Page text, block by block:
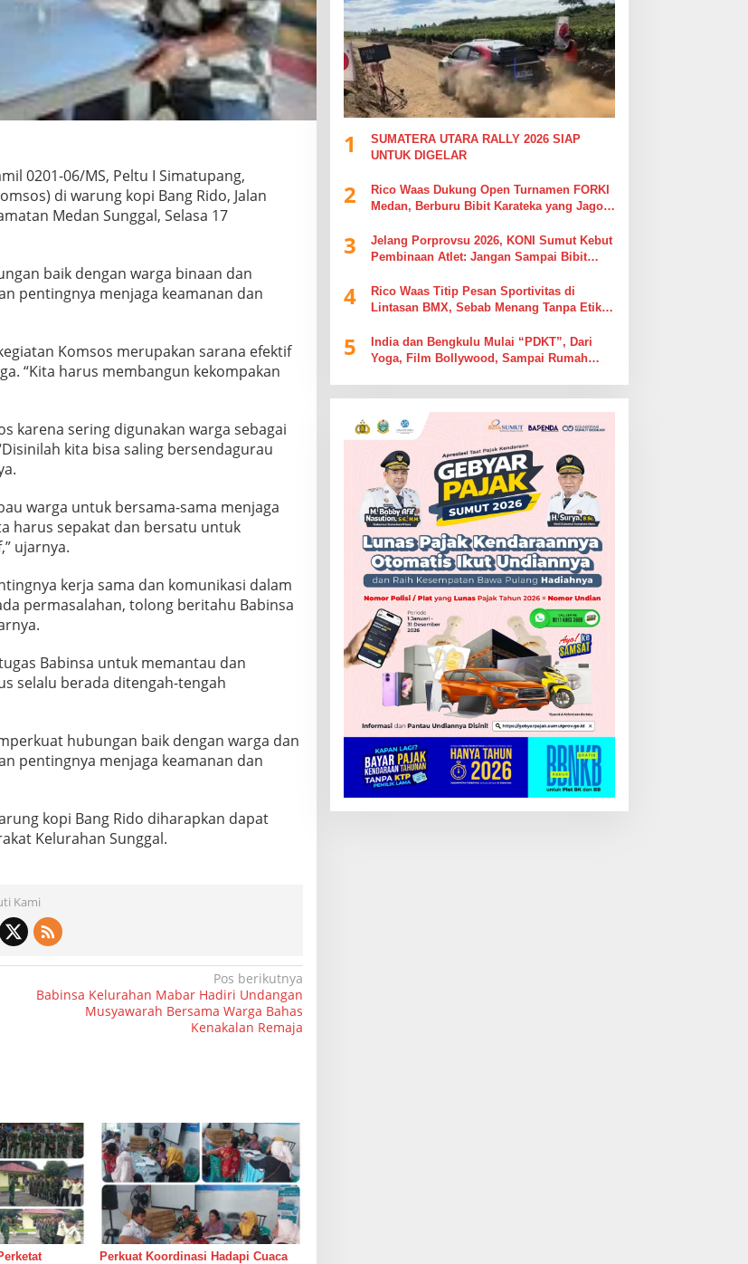
0201-06/MS, Peltu I Simatupang,
di warung kopi Bang Rido, Jalan
Medan Sunggal, Selasa 17
baik dengan warga binaan dan
pentingnya menjaga keamanan dan
Komsos merupakan sarana efektif
“Kita harus membangun kekompakan
karena sering digunakan warga sebagai
kita bisa saling bersendagurau
warga untuk bersama-sama menjaga
harus sepakat dan bersatu untuk
ujarnya.
kerja sama dan komunikasi dalam
permasalahan, tolong beritahu Babinsa
Babinsa untuk memantau dan
selalu berada ditengah-tengah
hubungan baik dengan warga dan
pentingnya menjaga keamanan dan
kopi Bang Rido diharapkan dapat
Kelurahan Sunggal.
Kami
Pos berikutnya
Babinsa Kelurahan Mabar Hadiri Undangan
Musyawarah Bersama Warga Bahas
Kenakalan Remaja
Perkuat Koordinasi Hadapi Cuaca
1
SUMATERA UTARA RALLY 2026 SIAP
UNTUK DIGELAR
2
Rico Waas Dukung Open Turnamen FORKI
Medan, Berburu Bibit Karateka yang Jago
Komentar
3
Jelang Porprovsu 2026, KONI Sumut Kebut
Pembinaan Atlet: Jangan Sampai Bibit
4
Rico Waas Titip Pesan Sportivitas di
Lintasan BMX, Sebab Menang Tanpa Etika
5
India dan Bengkulu Mulai “PDKT”, Dari
Yoga, Film Bollywood, Sampai Rumah